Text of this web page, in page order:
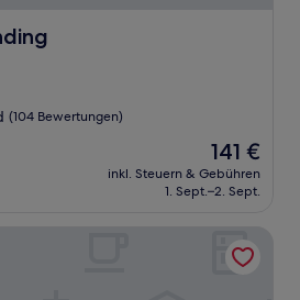
(104 Bewertungen)
Der
Preis
beträgt
141 €
inkl. Steuern & Gebühren
1. Sept.–2. Sept.